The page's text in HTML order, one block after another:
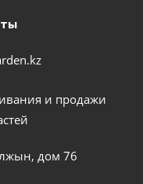
и продажи
дом 76